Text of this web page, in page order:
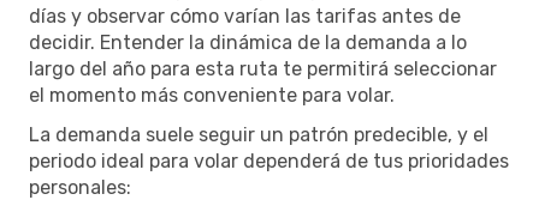
días y observar cómo varían las tarifas antes de
decidir. Entender la dinámica de la demanda a lo
largo del año para esta ruta te permitirá seleccionar
el momento más conveniente para volar.
La demanda suele seguir un patrón predecible, y el
periodo ideal para volar dependerá de tus prioridades
personales: